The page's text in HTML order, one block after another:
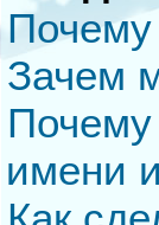
Почему
Зачем
Почему
имени